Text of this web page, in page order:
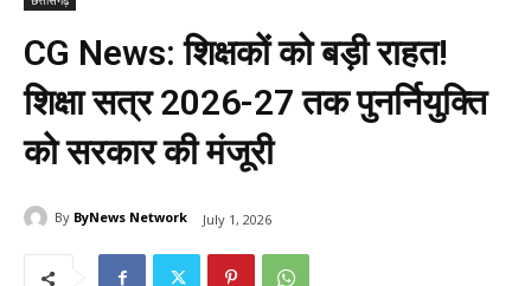
CG News: शिक्षकों को बड़ी राहत!
शिक्षा सत्र 2026-27 तक पुनर्नियुक्ति
को सरकार की मंजूरी
By ByNews Network July 1, 2026